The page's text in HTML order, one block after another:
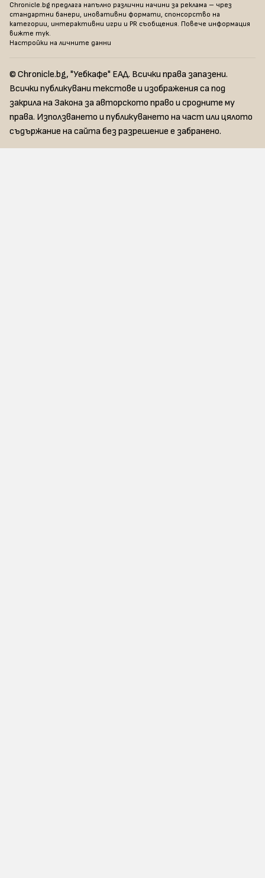
Chronicle.bg предлага напълно различни начини за реклама – чрез
стандартни банери, иновативни формати, спонсорство на
категории, интерактивни игри и PR съобщения. Повече информация
вижте тук.
Настройки на личните данни
© Chronicle.bg, "Уебкафе" ЕАД. Всички права запазени.
Всички публикувани текстове и изображения са под
закрила на Закона за авторското право и сродните му
права. Използването и публикуването на част или цялото
съдържание на сайта без разрешение е забранено.